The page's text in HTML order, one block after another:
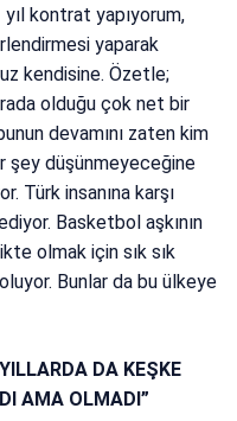
kontrat yapıyorum,
yaparak
kendisine. Özetle;
olduğu çok net bir
devamını zaten kim
şey düşünmeyeceğine
Türk insanına karşı
Basketbol aşkının
olmak için sık sık
Bunlar da bu ülkeye
DA KEŞKE
AMA OLMADI”